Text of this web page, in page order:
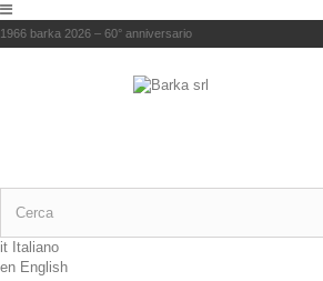
1966 barka 2026 – 60° anniversario
it Italiano
en English